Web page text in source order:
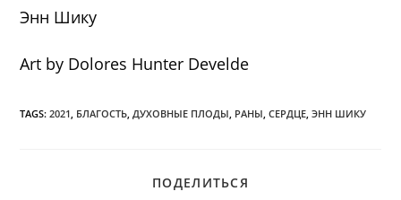
Энн Шику
Art by Dolores Hunter Develde
TAGS:2021 БЛАГОСТЬ ДУХОВНЫЕ ПЛОДЫ РАНЫ СЕРДЦЕ ЭНН ШИКУ
ПОДЕЛИТЬСЯ